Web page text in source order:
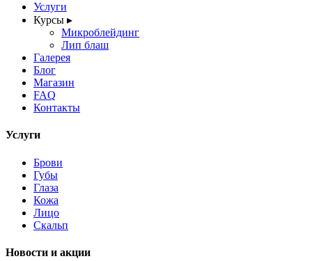
Услуги
Курсы ▸
Микроблейдинг
Лип блаш
Галерея
Блог
Магазин
FAQ
Контакты
Услуги
Брови
Губы
Глаза
Кожа
Лицо
Скальп
Новости и акции